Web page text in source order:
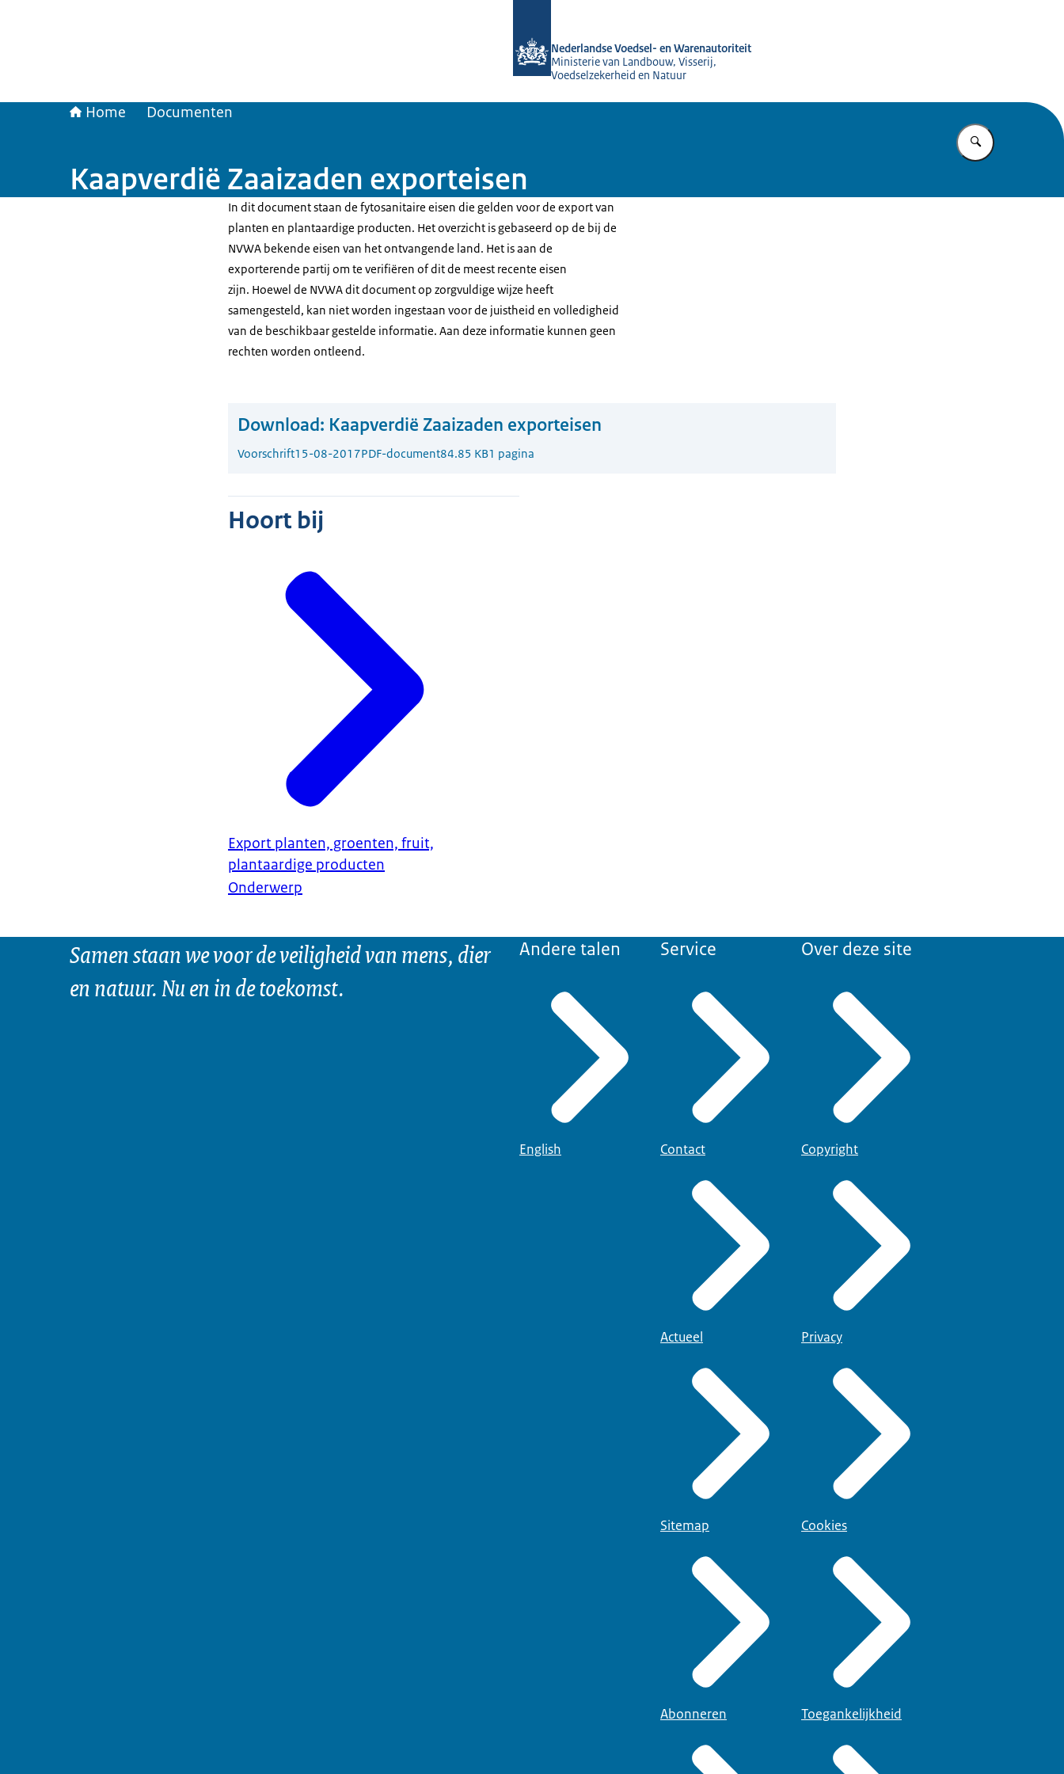
Nederlandse Voedsel- en Warenautoriteit
Ministerie van Landbouw, Visserij,
Voedselzekerheid en Natuur
Home Documenten
Vul in wat u
Kaapverdië Zaaizaden exporteisen
In dit document staan de fytosanitaire eisen die gelden voor de export van
planten en plantaardige producten. Het overzicht is gebaseerd op de bij de
NVWA bekende eisen van het ontvangende land. Het is aan de
exporterende partij om te verifiëren of dit de meest recente eisen
zijn. Hoewel de NVWA dit document op zorgvuldige wijze heeft
samengesteld, kan niet worden ingestaan voor de juistheid en volledigheid
van de beschikbaar gestelde informatie. Aan deze informatie kunnen geen
rechten worden ontleend.
Download: Kaapverdië Zaaizaden exporteisen
Voorschrift15-08-2017PDF-document84.85 KB1 pagina
Hoort bij
Export planten, groenten, fruit,
plantaardige producten
Onderwerp
Samen staan we voor de veiligheid van mens, dier
en natuur. Nu en in de toekomst.
Andere talen
English
Service
Contact
Actueel
Sitemap
Abonneren
Over deze site
Copyright
Privacy
Cookies
Toegankelijkheid